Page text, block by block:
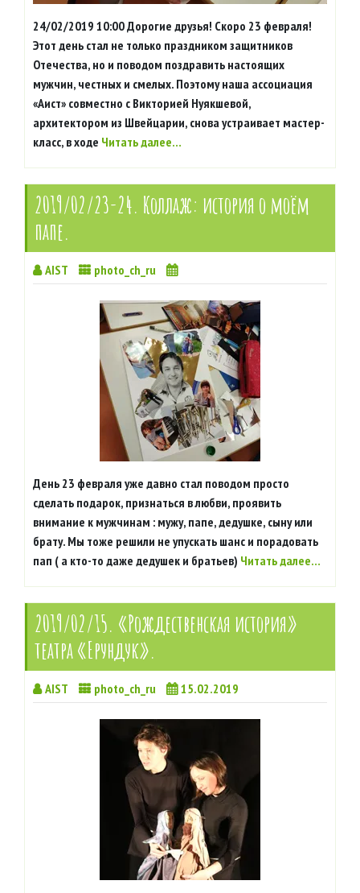
24/02/2019 10:00 Дорогие друзья! Скоро 23 февраля!
Этот день стал не только праздником защитников
Отечества, но и поводом поздравить настоящих
мужчин, честных и смелых. Поэтому наша ассоциация
«Аист» совместно с Викторией Нуякшевой,
архитектором из Швейцарии, снова устраивает мастер-
класс, в ходе Читать далее…
2019/02/23-24. Коллаж: история о моём
папе.
AIST photo_ch_ru
День 23 февраля уже давно стал поводом просто
сделать подарок, признаться в любви, проявить
внимание к мужчинам : мужу, папе, дедушке, сыну или
брату. Мы тоже решили не упускать шанс и порадовать
пап ( а кто-то даже дедушек и братьев) Читать далее…
2019/02/15. «Рождественская история»
театра «Ерундук».
AIST photo_ch_ru 15.02.2019